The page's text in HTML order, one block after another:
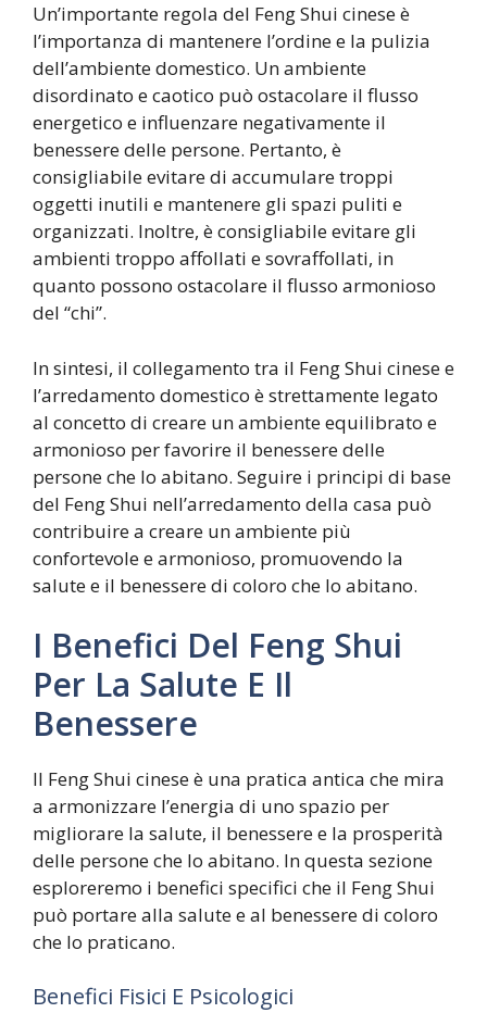
Un’importante regola del Feng Shui cinese è
l’importanza di mantenere l’ordine e la pulizia
dell’ambiente domestico. Un ambiente
disordinato e caotico può ostacolare il flusso
energetico e influenzare negativamente il
benessere delle persone. Pertanto, è
consigliabile evitare di accumulare troppi
oggetti inutili e mantenere gli spazi puliti e
organizzati. Inoltre, è consigliabile evitare gli
ambienti troppo affollati e sovraffollati, in
quanto possono ostacolare il flusso armonioso
del “chi”.
In sintesi, il collegamento tra il Feng Shui cinese e
l’arredamento domestico è strettamente legato
al concetto di creare un ambiente equilibrato e
armonioso per favorire il benessere delle
persone che lo abitano. Seguire i principi di base
del Feng Shui nell’arredamento della casa può
contribuire a creare un ambiente più
confortevole e armonioso, promuovendo la
salute e il benessere di coloro che lo abitano.
I Benefici Del Feng Shui
Per La Salute E Il
Benessere
Il Feng Shui cinese è una pratica antica che mira
a armonizzare l’energia di uno spazio per
migliorare la salute, il benessere e la prosperità
delle persone che lo abitano. In questa sezione
esploreremo i benefici specifici che il Feng Shui
può portare alla salute e al benessere di coloro
che lo praticano.
Benefici Fisici E Psicologici